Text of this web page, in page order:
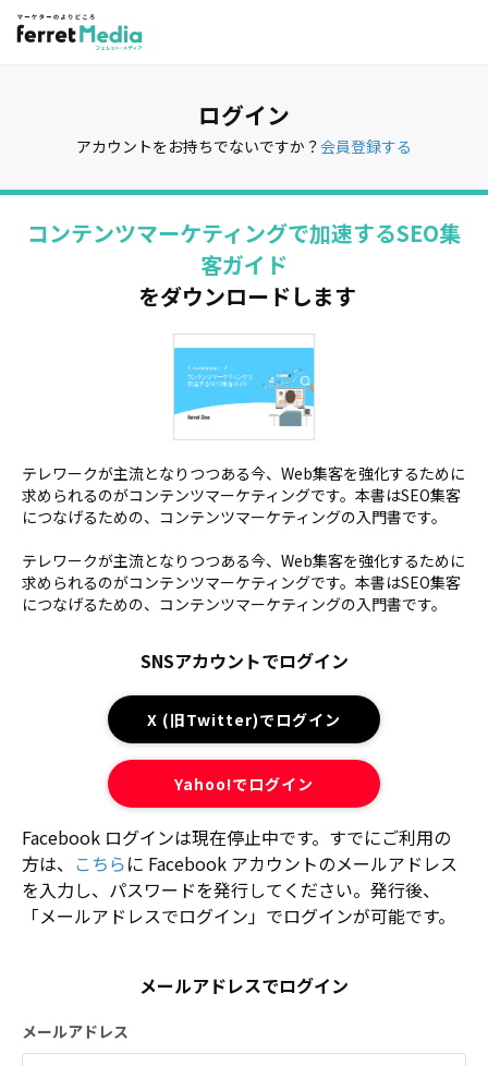
ログイン
アカウントをお持ちでないですか？ 会員登録する
コンテンツマーケティングで加速するSEO集
客ガイド
をダウンロードします
テレワークが主流となりつつある今、Web集客を強化するために
求められるのがコンテンツマーケティングです。本書はSEO集客
につなげるための、コンテンツマーケティングの入門書です。
テレワークが主流となりつつある今、Web集客を強化するために
求められるのがコンテンツマーケティングです。本書はSEO集客
につなげるための、コンテンツマーケティングの入門書です。
SNSアカウントでログイン
X (旧Twitter)でログイン
Yahoo!でログイン
Facebook ログインは現在停止中です。すでにご利用の
方は、 こちらに Facebook アカウントのメールアドレス
を入力し、パスワードを発行してください。発行後、
「メールアドレスでログイン」でログインが可能です。
メールアドレスでログイン
メールアドレス